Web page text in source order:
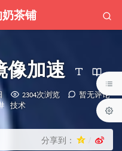
茶铺
像加速
2304次浏览
暂无评论
分技术
分享到：